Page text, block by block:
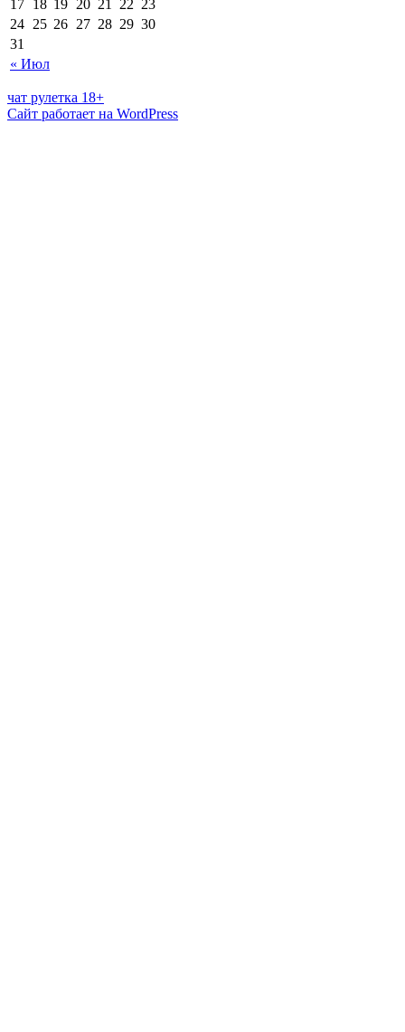
« Июл
17 18 19 20 21 22 23
24 25 26 27 28 29 30
31
чат рулетка 18+
Сайт работает на WordPress